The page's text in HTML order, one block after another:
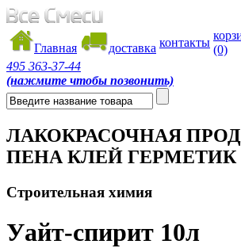
Главная доставка контакты
(0)
495 363-37-44
(нажмите чтобы позвонить)
ЛАКОКРАСОЧНАЯ
ПЕНА КЛЕЙ ГЕРМЕТИК
Строительная химия
Уайт-спирит 10л